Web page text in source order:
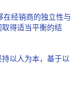
在经销商的独立性与
得适当平衡的结
以人为本，基于以